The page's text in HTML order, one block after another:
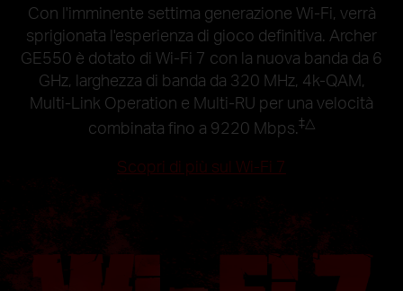
Con l'imminente settima generazione Wi-Fi, verrà
sprigionata l'esperienza di gioco definitiva. Archer
GE550 è dotato di Wi-Fi 7 con la nuova banda da 6
GHz, larghezza di banda da 320 MHz, 4k-QAM,
Multi-Link Operation e Multi-RU per una velocità
combinata fino a 9220 Mbps. ‡△
Scopri di più sul Wi-Fi 7